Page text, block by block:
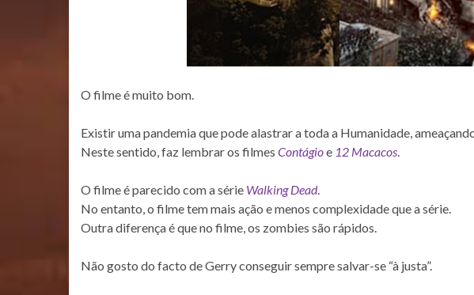
O filme é muito bom.
Existir uma pandemia que pode alastrar a toda a Humanidade,
Neste sentido, faz lembrar os filmes Contágioe 12 Macacos.
O filme é parecido com a série Walking Dead.
No entanto, o filme tem mais ação e menos complexidade que a série.
Outra diferença é que no filme, os zombies são rápidos.
Não gosto do facto de Gerry conseguir sempre salvar-se “à justa”.